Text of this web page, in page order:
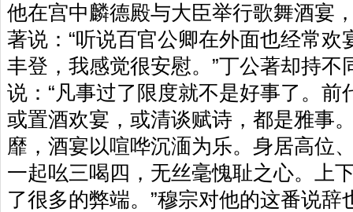
他在宫中麟德殿与大臣举行歌舞酒宴
著说：“听说百官公卿在外面也经常
丰登，我感觉很安慰。”丁公著却持不
说：“凡事过了限度就不是好事了。
或置酒欢宴，或清谈赋诗，都是雅事
靡，酒宴以喧哗沉湎为乐。身居高位
一起吆三喝四，无丝毫愧耻之心。上
了很多的弊端。”穆宗对他的这番说